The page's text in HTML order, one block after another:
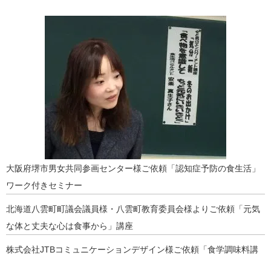
大阪府堺市男女共同参画センター様ご依頼「認知症予防の食生活」
ワーク付きセミナー
北海道八雲町町議会議員様・八雲町教育委員会様よりご依頼「元気
な体と丈夫な心は食事から」講座
株式会社JTBコミュニケーションデザイン様ご依頼「食学調味料講